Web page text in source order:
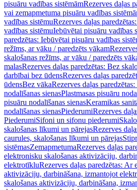
pisuāru vadības sistēmāmRezerves daļas
vai zemapmetuma pisuāru vadības
vadības sistēmuRezerves daļas
vadības sistēmuIebūvētai pisuāru vadības
paredzētas: Iebūvētai pisuāru vadības
režīms, ar vāku / paredzēts vākam
skalošanas režīms, ar vāku / paredzēts
malasRezerves daļas paredzētas: Bez
darbībai bez ūdensRezerves daļas
ūdensBez vākaRezerves daļas
nodalīšanas sienasPlastmasas pisuāru
pisuāru nodalīšanas sienasKeramikas
nodalīšanas sienasPiederumiRezerves
PiederumiSifoni un sifonu piederumi
skalošanas līkumi un pārejasRezerves
caurules, skalošanas līkumi un pārejas
sistēmasZemapmetumaRezerves daļas
elektronisku skalošanas aktivizāciju,
elektrotīkluRezerves daļas paredzētas: Ar
aktivizāciju, darbināšana, izmantojot
skalošanas aktivizāciju, darbināšana,